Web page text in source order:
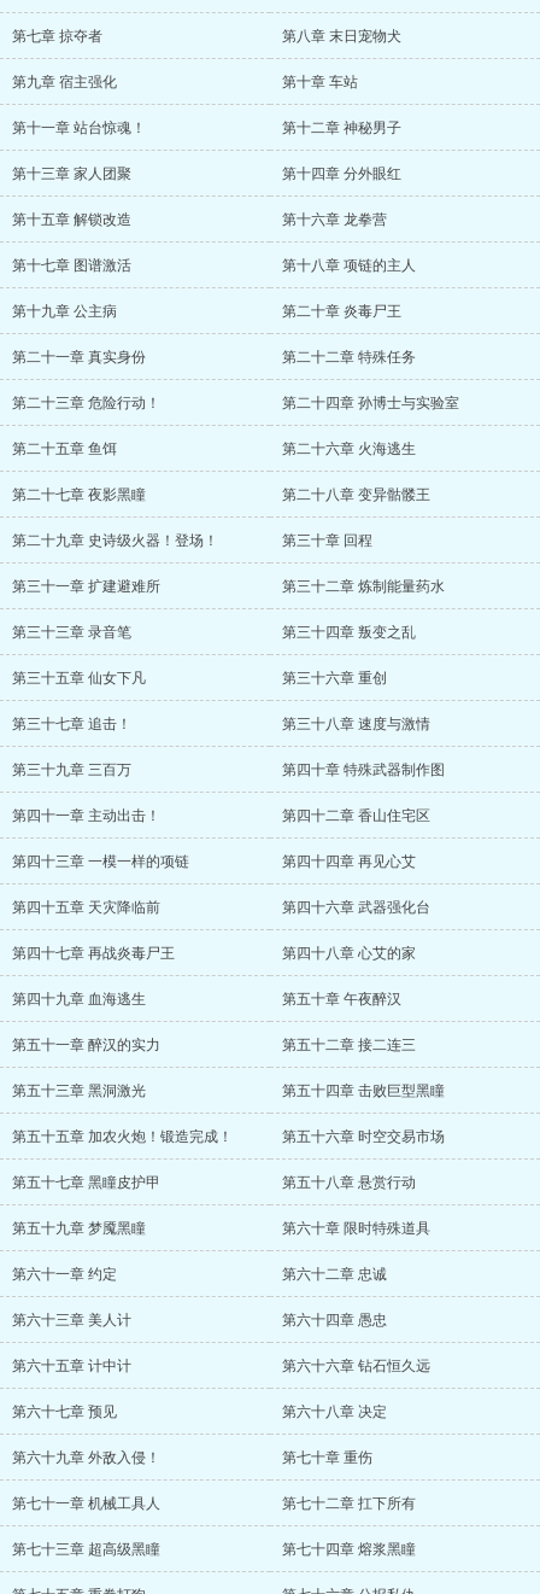
第七章 掠夺者 第八章 末日宠物犬
第九章 宿主强化 第十章 车站
第十一章 站台惊魂！ 第十二章 神秘男子
第十三章 家人团聚 第十四章 分外眼红
第十五章 解锁改造 第十六章 龙拳营
第十七章 图谱激活 第十八章 项链的主人
第十九章 公主病 第二十章 炎毒尸王
第二十一章 真实身份 第二十二章 特殊任务
第二十三章 危险行动！ 第二十四章 孙博士与实验室
第二十五章 鱼饵 第二十六章 火海逃生
第二十七章 夜影黑瞳 第二十八章 变异骷髅王
第二十九章 史诗级火器！登场！ 第三十章 回程
第三十一章 扩建避难所 第三十二章 炼制能量药水
第三十三章 录音笔 第三十四章 叛变之乱
第三十五章 仙女下凡 第三十六章 重创
第三十七章 追击！ 第三十八章 速度与激情
第三十九章 三百万 第四十章 特殊武器制作图
第四十一章 主动出击！ 第四十二章 香山住宅区
第四十三章 一模一样的项链 第四十四章 再见心艾
第四十五章 天灾降临前 第四十六章 武器强化台
第四十七章 再战炎毒尸王 第四十八章 心艾的家
第四十九章 血海逃生 第五十章 午夜醉汉
第五十一章 醉汉的实力 第五十二章 接二连三
第五十三章 黑洞激光 第五十四章 击败巨型黑瞳
第五十五章 加农火炮！锻造完成！ 第五十六章 时空交易市场
第五十七章 黑瞳皮护甲 第五十八章 悬赏行动
第五十九章 梦魇黑瞳 第六十章 限时特殊道具
第六十一章 约定 第六十二章 忠诚
第六十三章 美人计 第六十四章 愚忠
第六十五章 计中计 第六十六章 钻石恒久远
第六十七章 预见 第六十八章 决定
第六十九章 外敌入侵！ 第七十章 重伤
第七十一章 机械工具人 第七十二章 扛下所有
第七十三章 超高级黑瞳 第七十四章 熔浆黑瞳